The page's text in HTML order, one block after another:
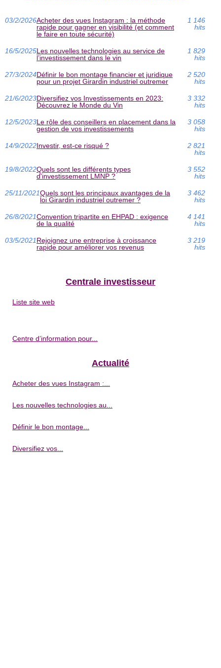
03/2/2026Acheter des vues Instagram : la méthode
rapide pour gagner en visibilité (et comment
le faire en toute sécurité)
1 146
hits
16/5/2025Les nouvelles technologies au service de
l’investissement dans le vin
1 829
hits
27/3/2024Définir le bon montage financier et juridique
pour un projet Girardin industriel outremer
2 520
hits
21/6/2023Diversifiez vos Investissements en 2023:
Découvrez le Monde du Vin
3 332
hits
12/5/2023Le rôle des conseillers en placement dans la
gestion de vos investissements
3 058
hits
14/9/2022Investir, est-ce risqué ?
2 821
hits
19/8/2022Quels sont les différents types
d'investissement LMNP ?
3 552
hits
25/11/2021Quels sont les principaux avantages de la
loi Girardin industriel outremer ?
3 462
hits
26/8/2021Convention tripartite en EHPAD : exigence
de la qualité
4 141
hits
03/5/2021Rejoignez une entreprise à croissance
rapide pour améliorer vos revenus
3 219
hits
Centrale investisseur
Liste site web
Centre d’information pour...
Actualité
Acheter des vues Instagram :...
Les nouvelles technologies au...
Définir le bon montage...
Diversifiez vos...